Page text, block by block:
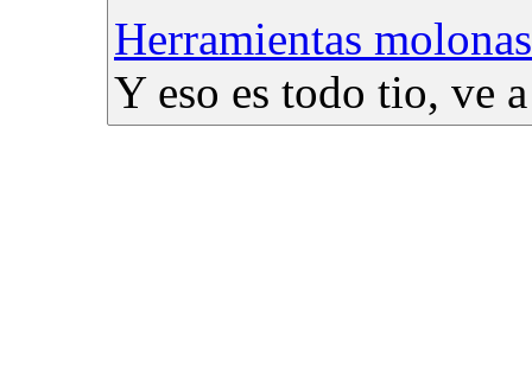
Herramientas molonas
Y eso es todo tio, ve